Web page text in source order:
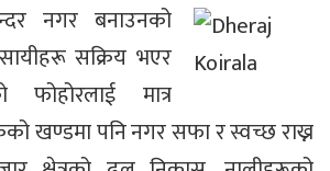
नगर बनाउनको
सक्रिय भएर
मात्र
खण्डमा पनि नगर सफा र स्वच्छ राख्न